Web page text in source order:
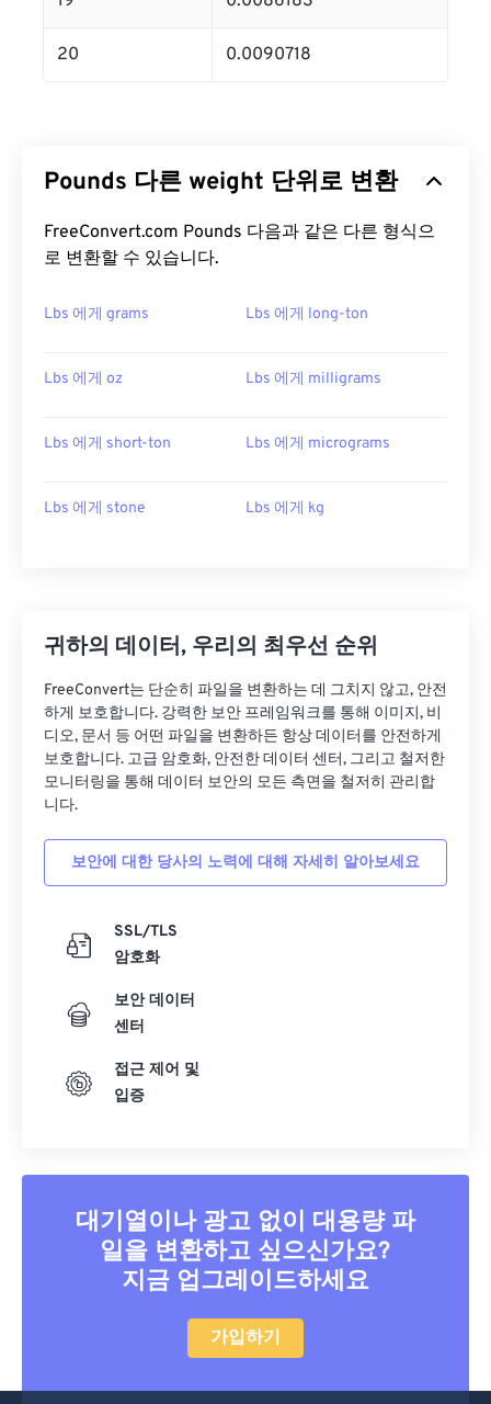
20 0.0090718
Pounds 다른 weight 단위로 변환
FreeConvert.com Pounds 다음과 같은 다른 형식으
로 변환할 수 있습니다.
Lbs 에게 grams Lbs 에게 long-ton
Lbs 에게 oz Lbs 에게 milligrams
Lbs 에게 short-ton Lbs 에게 micrograms
Lbs 에게 stone Lbs 에게 kg
귀하의 데이터, 우리의 최우선 순위
FreeConvert는 단순히 파일을 변환하는 데 그치지 않고, 안전
하게 보호합니다. 강력한 보안 프레임워크를 통해 이미지, 비
디오, 문서 등 어떤 파일을 변환하든 항상 데이터를 안전하게
보호합니다. 고급 암호화, 안전한 데이터 센터, 그리고 철저한
모니터링을 통해 데이터 보안의 모든 측면을 철저히 관리합
니다.
보안에 대한 당사의 노력에 대해 자세히 알아보세요
SSL/TLS
암호화
보안 데이터
센터
접근 제어 및
입증
대기열이나 광고 없이 대용량 파
일을 변환하고 싶으신가요?
지금 업그레이드하세요
가입하기